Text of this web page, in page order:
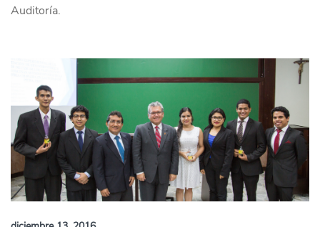
Auditoría.